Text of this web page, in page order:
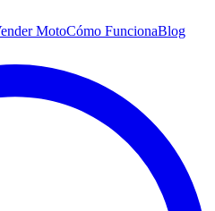
MotoCómo FuncionaBlog